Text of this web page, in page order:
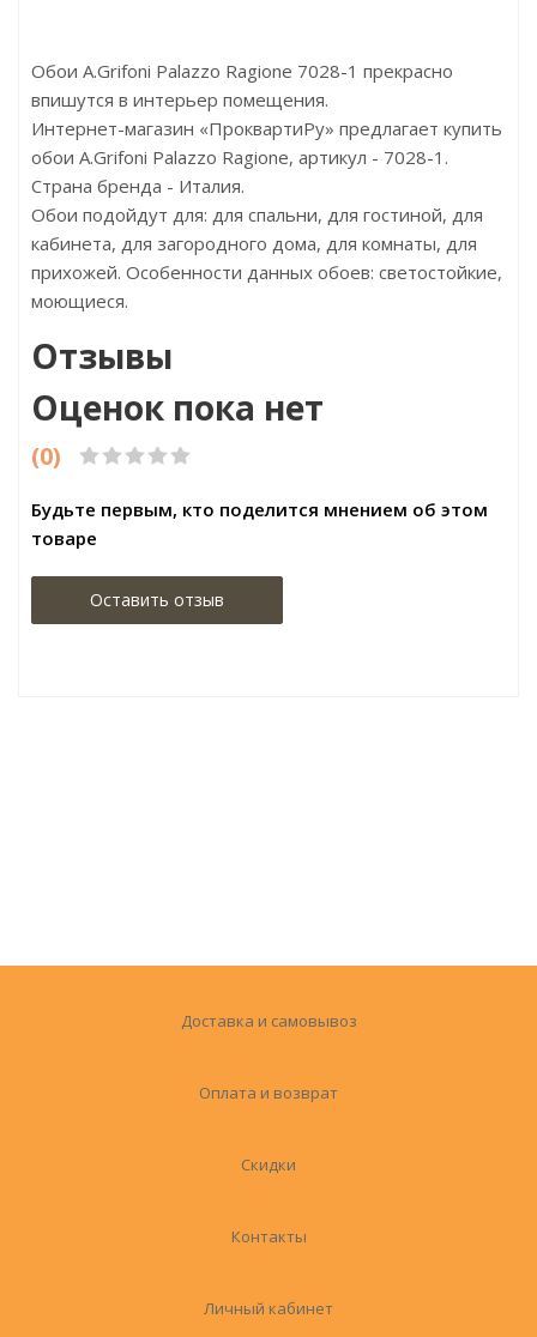
Обои A.Grifoni Palazzo Ragione 7028-1 прекрасно
впишутся в интерьер помещения.
Интернет-магазин «ПроквартиРу» предлагает купить
обои A.Grifoni Palazzo Ragione, артикул - 7028-1.
Страна бренда - Италия.
Обои подойдут для: для спальни, для гостиной, для
кабинета, для загородного дома, для комнаты, для
прихожей. Особенности данных обоев: светостойкие,
моющиеся.
Отзывы
Оценок пока нет
(0)
Будьте первым, кто поделится мнением об этом
товаре
Оставить отзыв
Доставка и самовывоз
Оплата и возврат
Скидки
Контакты
Личный кабинет